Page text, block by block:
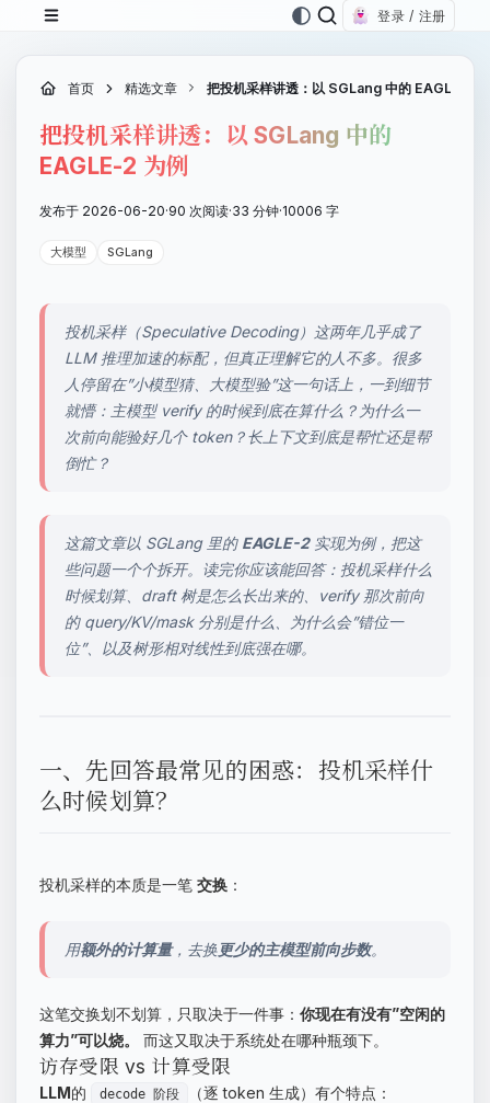
登录 / 注册
首页 精选文章 把投机采样讲透：以 SGLang 中的 EAGLE-2
把投机采样讲透：以 SGLang 中的
EAGLE-2 为例
发布于 2026-06-20·90 次阅读·33 分钟·10006 字
大模型 SGLang
投机采样（Speculative Decoding）这两年几乎成了
LLM 推理加速的标配，但真正理解它的人不多。很多
人停留在”小模型猜、大模型验”这一句话上，一到细节
就懵：主模型 verify 的时候到底在算什么？为什么一
次前向能验好几个 token？长上下文到底是帮忙还是帮
倒忙？
这篇文章以 SGLang 里的 EAGLE-2实现为例，把这
些问题一个个拆开。读完你应该能回答：投机采样什么
时候划算、draft 树是怎么长出来的、verify 那次前向
的 query/KV/mask 分别是什么、为什么会”错位一
位”、以及树形相对线性到底强在哪。
一、先回答最常见的困惑：投机采样什
么时候划算？
投机采样的本质是一笔 交换 ：
用额外的计算量，去换更少的主模型前向步数。
这笔交换划不划算，只取决于一件事： 你现在有没有”空闲的
算力”可以烧。
而这又取决于系统处在哪种瓶颈下。
访存受限 vs 计算受限
LLM的 decode 阶段 （逐 token 生成）有个特点：